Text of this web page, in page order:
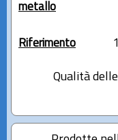
metallo
Riferimento
Qualità